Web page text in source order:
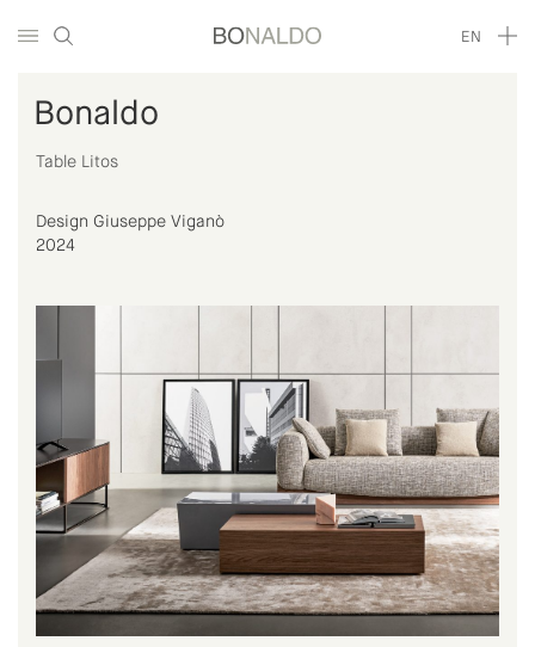
EN
Bonaldo
Table Litos
Design Giuseppe Viganò
2024